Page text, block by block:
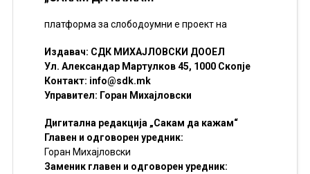
платформа за слободоумни е проект на
Издавач: СДК МИХАЈЛОВСКИ ДООЕЛ
Ул. Александар Мартулков 45, 1000 Скопје
Контакт: info@sdk.mk
Управител: Горан Михајловски
Дигитална редакција „Сакам да кажам“
Главен и одговорен уредник:
Горан Михајловски
Заменик главен и одговорен уредник: